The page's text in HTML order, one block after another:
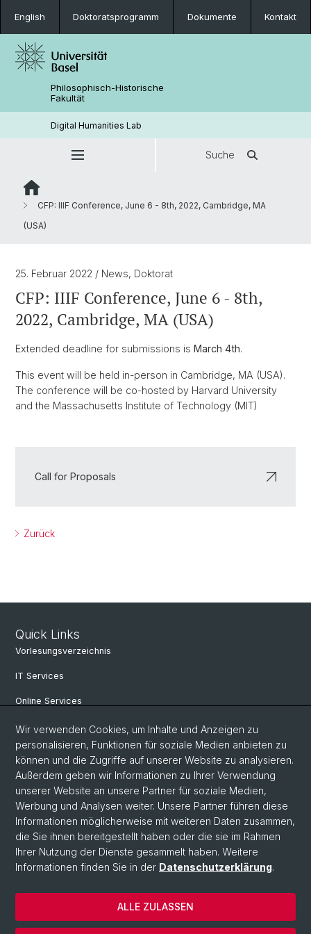
English Doktoratsprogramm Dokumente Kontakt
Philosophisch-Historische
Fakultät
Digital Humanities Lab
Suche
CFP: IIIF Conference, June 6 - 8th, 2022, Cambridge, MA
(USA)
25. Februar 2022 / News, Doktorat
CFP: IIIF Conference, June 6 - 8th,
2022, Cambridge, MA (USA)
Extended deadline for submissions is March 4th.
This event will be held in-person in Cambridge, MA (USA).
The conference will be co-hosted by Harvard University
and the Massachusetts Institute of Technology (MIT)
Call for Proposals
Zurück
Quick Links
Vorlesungsverzeichnis
IT Services
Online Services
Personensuche
PhD Programm
Dokumente & Links
News & Events
© Universität Basel
Datenschutzerklärung
Philosophisch-Historische Fakultät
Wir verwenden Cookies, um Inhalte und Anzeigen zu
personalisieren, Funktionen für soziale Medien anbieten zu
können und die Zugriffe auf unserer Website zu analysieren.
Außerdem geben wir Informationen zu Ihrer Verwendung
unserer Website an unsere Partner für soziale Medien,
Werbung und Analysen weiter. Unsere Partner führen diese
Informationen möglicherweise mit weiteren Daten zusammen,
die Sie ihnen bereitgestellt haben oder die sie im Rahmen
Ihrer Nutzung der Dienste gesammelt haben. Weitere
Informationen finden Sie in der Datenschutzerklärung.
ALLE ZULASSEN